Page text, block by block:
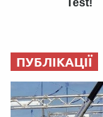
ПУБЛІКАЦІЇ